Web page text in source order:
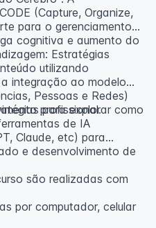
(Capture, Organize,
para o gerenciamento
cognitiva e aumento do
Estratégias
utilizando
integração ao modelo
Pessoas e Redes)
profissional.
para explorar como
de IA
Claude, etc) para
e desenvolvimento de
são realizadas com
por computador, celular